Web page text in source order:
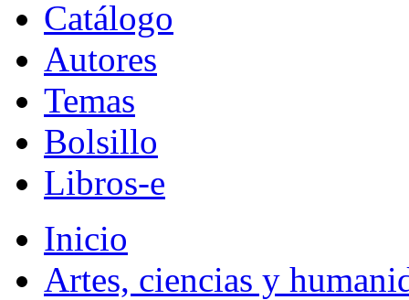
Catálogo
Autores
Temas
Bolsillo
Libros-e
Inicio
Artes, ciencias y